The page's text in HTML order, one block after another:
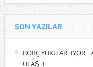
SON YAZILAR
BORÇ YÜKÜ ARTIYOR,
ULAŞTI